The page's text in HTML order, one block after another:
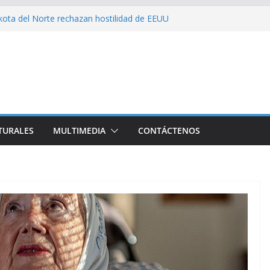
del Norte rechazan hostilidad de EEUU
y rebaja relación diplomática con
MULTIMEDIA CONTÁCTENOS